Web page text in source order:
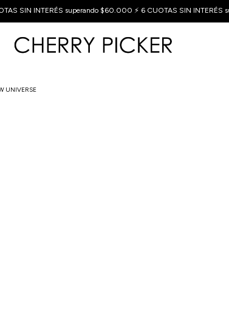
SIN INTERÉS superando $60.000 ⚡ 6 CUOTAS SIN INTERÉS
UNIVERSE